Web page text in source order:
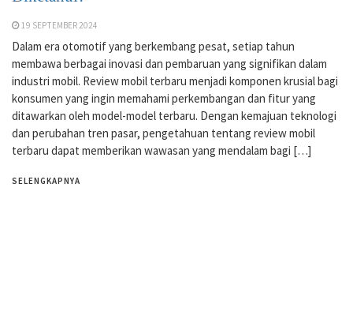
19 SEPTEMBER 2024
Dalam era otomotif yang berkembang pesat, setiap tahun
membawa berbagai inovasi dan pembaruan yang signifikan dalam
industri mobil. Review mobil terbaru menjadi komponen krusial bagi
konsumen yang ingin memahami perkembangan dan fitur yang
ditawarkan oleh model-model terbaru. Dengan kemajuan teknologi
dan perubahan tren pasar, pengetahuan tentang review mobil
terbaru dapat memberikan wawasan yang mendalam bagi […]
SELENGKAPNYA